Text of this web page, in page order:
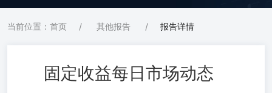
当前位置：首页 / 其他报告 / 报告详情
固定收益每日市场动态